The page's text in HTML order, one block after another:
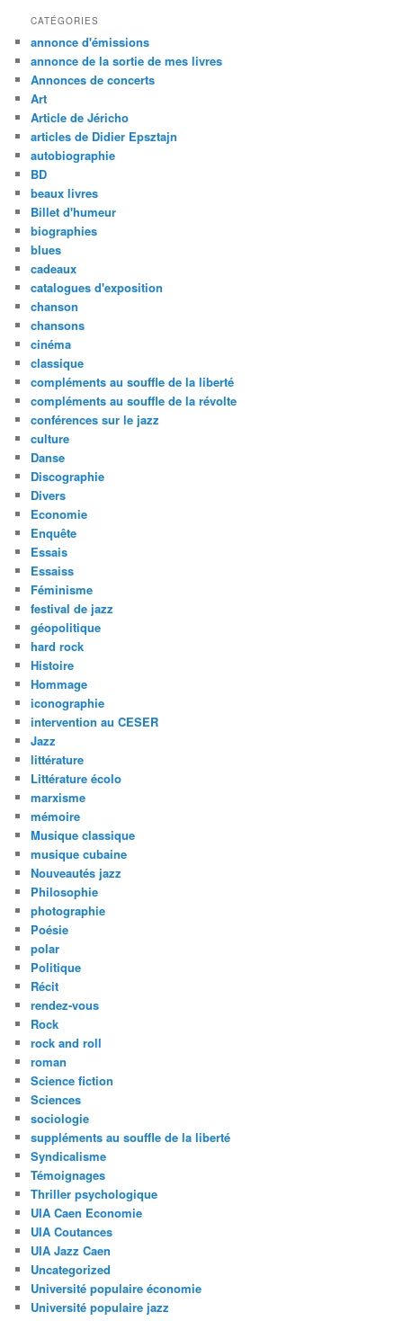
CATÉGORIES
annonce d'émissions
annonce de la sortie de mes livres
Annonces de concerts
Art
Article de Jéricho
articles de Didier Epsztajn
autobiographie
BD
beaux livres
Billet d'humeur
biographies
blues
cadeaux
catalogues d'exposition
chanson
chansons
cinéma
classique
compléments au souffle de la liberté
compléments au souffle de la révolte
conférences sur le jazz
culture
Danse
Discographie
Divers
Economie
Enquête
Essais
Essaiss
Féminisme
festival de jazz
géopolitique
hard rock
Histoire
Hommage
iconographie
intervention au CESER
Jazz
littérature
Littérature écolo
marxisme
mémoire
Musique classique
musique cubaine
Nouveautés jazz
Philosophie
photographie
Poésie
polar
Politique
Récit
rendez-vous
Rock
rock and roll
roman
Science fiction
Sciences
sociologie
suppléments au souffle de la liberté
Syndicalisme
Témoignages
Thriller psychologique
UIA Caen Economie
UIA Coutances
UIA Jazz Caen
Uncategorized
Université populaire économie
Université populaire jazz